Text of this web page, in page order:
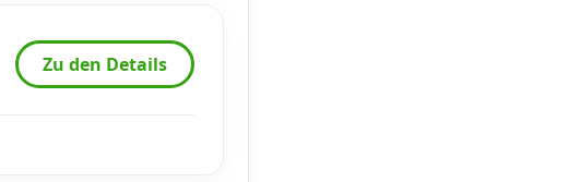
Zu den Details